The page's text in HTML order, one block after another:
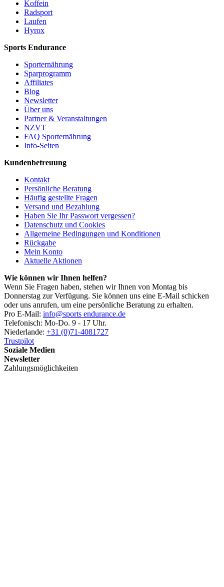
Koffein
Radsport
Laufen
Hyrox
Sports Endurance
Sporternährung
Sparprogramm
Affiliates
Blog
Newsletter
Über uns
Partner & Veranstaltungen
NZVT
FAQ Sporternährung
Info-Seiten
Kundenbetreuung
Kontakt
Persönliche Beratung
Häufig gestellte Fragen
Versand und Bezahlung
Haben Sie Ihr Passwort vergessen?
Datenschutz und Cookies
Allgemeine Bedingungen und Konditionen
Rückgabe
Mein Konto
Aktuelle Aktionen
Wie können wir Ihnen helfen?
Wenn Sie Fragen haben, stehen wir Ihnen von Montag bis
Donnerstag zur Verfügung. Sie können uns eine E-Mail schicken
oder uns anrufen, um eine persönliche Beratung zu erhalten.
Pro E-Mail: info@sports endurance.de
Telefonisch: Mo-Do. 9 - 17 Uhr.
Niederlande: +31 (0)71-4081727
Trustpilot
Soziale Medien
Newsletter
Zahlungsmöglichkeiten